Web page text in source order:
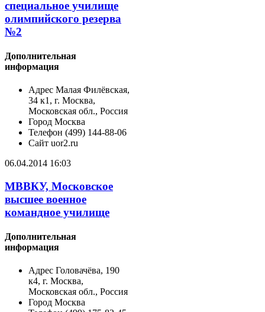
специальное училище
олимпийского резерва
№2
Дополнительная
информация
Адрес Малая Филёвская,
34 к1, г. Москва,
Московская обл., Россия
Город Москва
Телефон (499) 144-88-06
Сайт uor2.ru
06.04.2014 16:03
МВВКУ, Московское
высшее военное
командное училище
Дополнительная
информация
Адрес Головачёва, 190
к4, г. Москва,
Московская обл., Россия
Город Москва